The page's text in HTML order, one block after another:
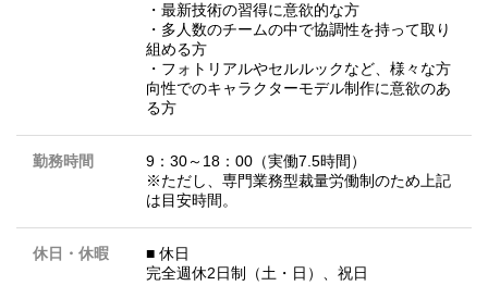
・最新技術の習得に意欲的な方
・多人数のチームの中で協調性を持って取り
組める方
・フォトリアルやセルルックなど、様々な方
向性でのキャラクターモデル制作に意欲のあ
る方
勤務時間
9：30～18：00（実働7.5時間）
※ただし、専門業務型裁量労働制のため上記
は目安時間。
休日・休暇
■ 休日
完全週休2日制（土・日）、祝日